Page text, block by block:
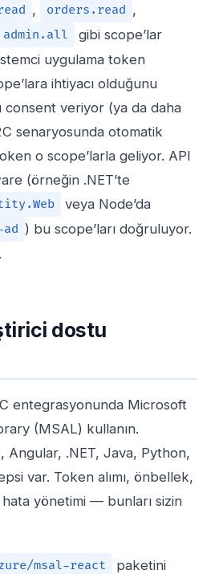
, orders.read ,
admin.all
gibi scope’lar
uygulama token
ihtiyacı olduğunu
consent veriyor (ya da daha
senaryosunda otomatik
o scope’larla geliyor. API
(örneğin .NET’te
veya Node’da
) bu scope’ları doğruluyor.
dostu
entegrasyonunda Microsoft
(MSAL) kullanın.
Angular, .NET, Java, Python,
var. Token alımı, önbellek,
yönetimi — bunları sizin
msal-react
paketini